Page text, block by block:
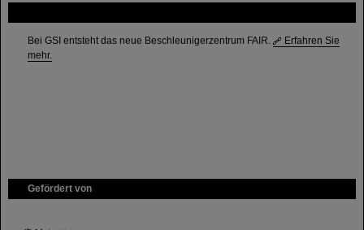
Bei GSI entsteht das neue Beschleunigerzentrum FAIR.
Erfahren Sie
mehr.
Gefördert von